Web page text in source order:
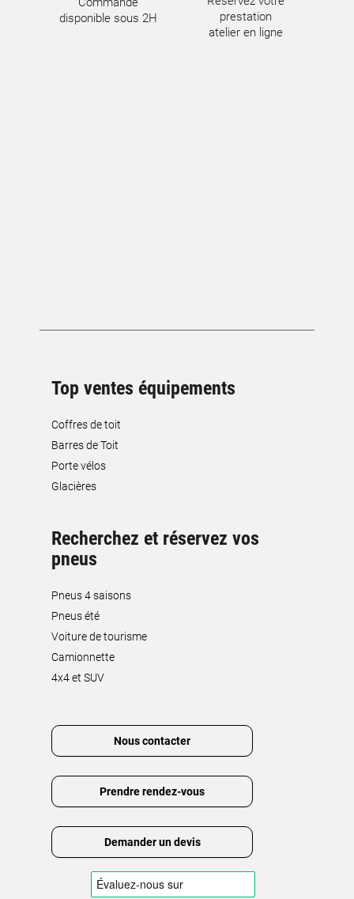
disponible sous 2H
prestation
atelier en ligne
Top ventes équipements
Coffres de toit
Barres de Toit
Porte vélos
Glacières
Recherchez et réservez vos
pneus
Pneus 4 saisons
Pneus été
Voiture de tourisme
Camionnette
4x4 et SUV
Nous contacter
Prendre rendez-vous
Demander un devis